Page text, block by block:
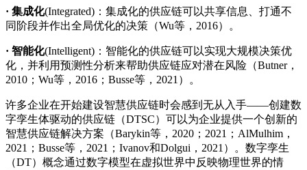
· 集成化(Integrated)：集成化的供应链可以共享信息、打通不
同阶段并作出全局优化的决策（Wu等，2016）。
· 智能化(Intelligent)：智能化的供应链可以实现大规模决策优
化，并利用预测性分析来帮助供应链应对潜在风险（Butner，
2010；Wu等，2016；Busse等，2021）。
许多企业在开始建设智慧供应链时会感到无从入手——创建数
字孪生体驱动的供应链（DTSC）可以为企业提供一个创新的
智慧供应链解决方案（Barykin等，2020；2021；AlMulhim，
2021；Busse等，2021；Ivanov和Dolgui，2021）。数字孪生
（DT）概念通过数字模型在虚拟世界中反映物理世界的情